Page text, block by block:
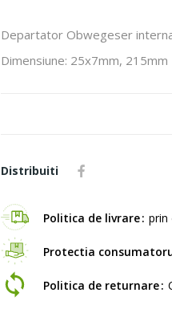
Departator Obwegeser
Dimensiune: 25x7mm, 215mm
Distribuiti
Politica de livrare prin
Protectia
Politica de returnare